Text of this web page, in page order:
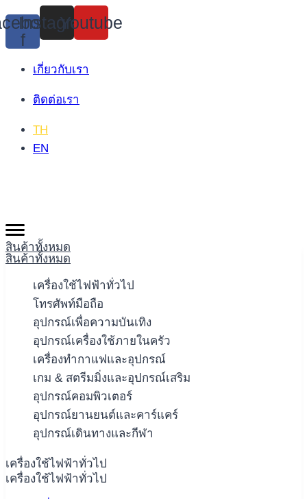
Skip
to
content
f
Instagram
Youtube
เกี่ยวกับเรา
ติดต่อเรา
TH
EN
สินค้าทั้งหมด
สินค้าทั้งหมด
เครื่องใช้ไฟฟ้าทั่วไป
โทรศัพท์มือถือ
อุปกรณ์เพื่อความบันเทิง
อุปกรณ์เครื่องใช้ภายในครัว
เครื่องทำกาแฟและอุปกรณ์
เกม & สตรีมมิ่งและอุปกรณ์เสริม
อุปกรณ์คอมพิวเตอร์
อุปกรณ์ยานยนต์และคาร์แคร์
อุปกรณ์เดินทางและกีฬา
เครื่องใช้ไฟฟ้าทั่วไป
เครื่องใช้ไฟฟ้าทั่วไป